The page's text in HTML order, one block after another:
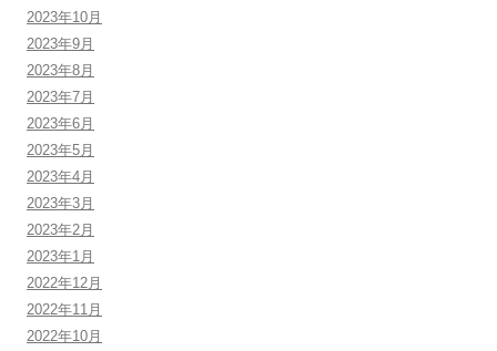
2023年10月
2023年9月
2023年8月
2023年7月
2023年6月
2023年5月
2023年4月
2023年3月
2023年2月
2023年1月
2022年12月
2022年11月
2022年10月